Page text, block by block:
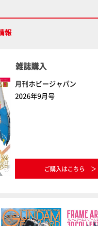
情報もお届け！【超合金の魂】
雑誌購入
月刊ホビージャパン
2026年9月号
ご購入はこちら